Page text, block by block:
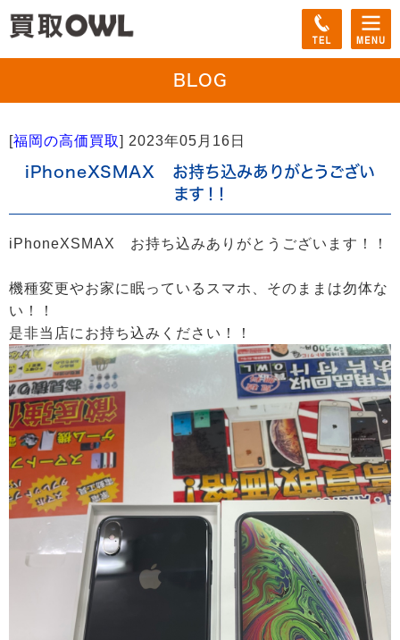
BLOG
[福岡の高価買取] 2023年05月16日
iPhoneXSMAX お持ち込みありがとうござい
ます！！
iPhoneXSMAX お持ち込みありがとうございます！！
機種変更やお家に眠っているスマホ、そのままは勿体な
い！！
是非当店にお持ち込みください！！